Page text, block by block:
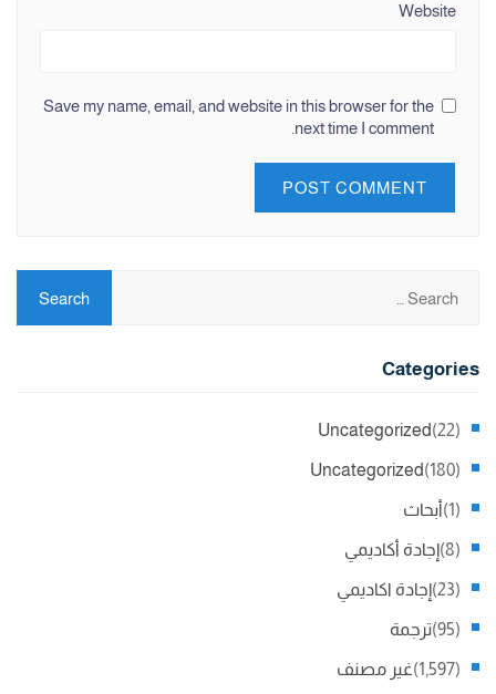
Website
Save my name, email, and website in this browser for the
next time I comment.
Categories
Uncategorized (22)
Uncategorized (180)
أبحاث (1)
إجادة أكاديمي (8)
إجادة اكاديمي (23)
ترجمة (95)
غير مصنف (1,597)